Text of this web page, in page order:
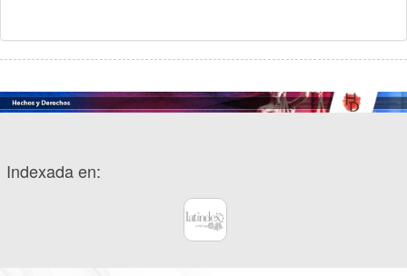
Indexada en: